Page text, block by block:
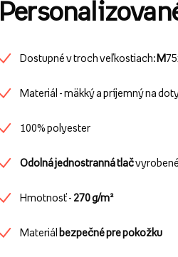
Dostupné v troch veľkostiach: M
Materiál - mäkký a príjemný na
100% polyester
Odolná jednostranná tlač
Hmotnosť - 270 g/m²
Materiál bezpečné pre pokožku